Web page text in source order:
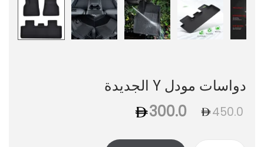
دواسات مودل Y الجديدة
450.0
300.0